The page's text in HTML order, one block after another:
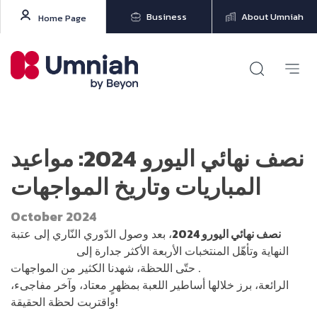
Home Page Business About Umniah
نصف نهائي اليورو 2024: مواعيد
المباريات وتاريخ المواجهات
October 2024
نصف نهائي اليورو 2024
، بعد وصول الدّوري النّاري إلى عتبة
النهاية وتأهّل المنتخبات الأربعة الأكثر جدارة إلى
. حتّى اللحظة، شهدنا الكثير من المواجهات
الرائعة، برز خلالها أساطير اللعبة بمظهرٍ معتاد، وآخر مفاجىء،
واقتربت لحظة الحقيقة!